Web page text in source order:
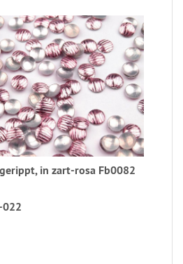
in zart-rosa Fb0082